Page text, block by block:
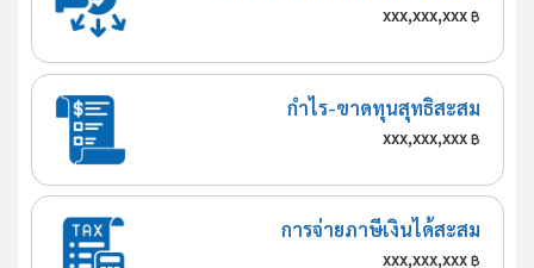
xxx,xxx,xxx฿
กำไร-ขาดทุนสุทธิสะสม
xxx,xxx,xxx฿
การจ่ายภาษีเงินได้สะสม
xxx,xxx,xxx฿